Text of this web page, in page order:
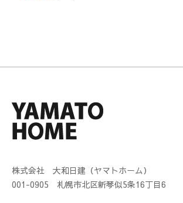
株式会社 大和日建（ヤマトホーム）
001-0905 札幌市北区新琴似5条16丁目6